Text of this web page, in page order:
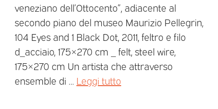
veneziano dell’Ottocento”, adiacente al
secondo piano del museo Maurizio Pellegrin,
104 Eyes and 1 Black Dot, 2011, feltro e filo
d_acciaio, 175×270 cm _ felt, steel wire,
175×270 cm Un artista che attraverso
ensemble di … Leggi tutto